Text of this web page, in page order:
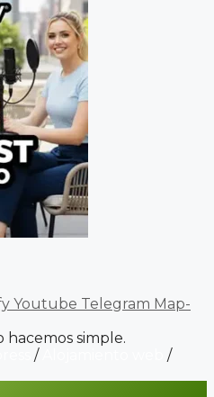
Youtube Telegram Map-
hacemos simple.
/
/